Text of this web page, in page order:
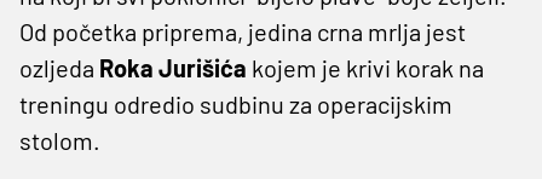
Od početka priprema, jedina crna mrlja jest
ozljeda Roka Jurišića kojem je krivi korak na
treningu odredio sudbinu za operacijskim
stolom.